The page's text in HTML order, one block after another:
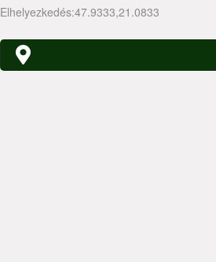
Elhelyezkedés:47.9333,21.0833